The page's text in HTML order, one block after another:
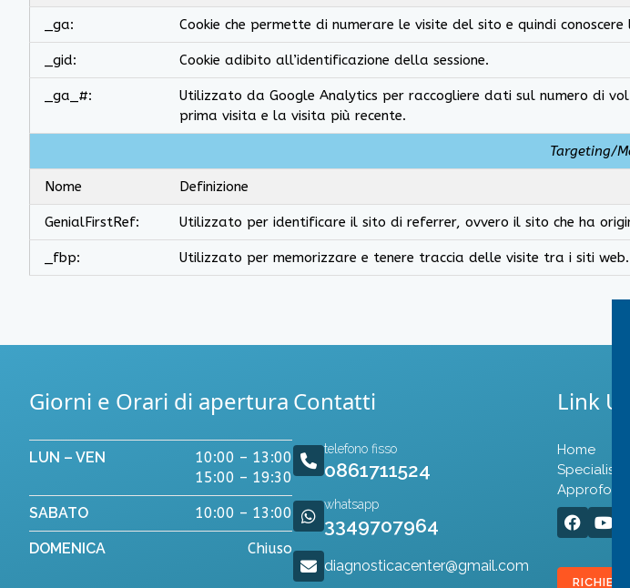
_ga: Cookie che permette di numerare le visite del sito e quindi
_gid: Cookie adibito all’identificazione della sessione.
_ga_#:
Utilizzato da Google Analytics per raccogliere dati sul numero di
prima visita e la visita più recente.
Targeting/
Nome Definizione
GenialFirstRef: Utilizzato per identificare il sito di referrer, ovvero il sito che ha
_fbp: Utilizzato per memorizzare e tenere traccia delle visite tra i siti web.
Giorni e Orari di apertura
LUN – VEN
10:00 – 13:00
15:00 – 19:30
SABATO 10:00 – 13:00
DOMENICA Chiuso
Contatti
telefono fisso
0861711524
whatsapp
3349707964
diagnosticacenter@gmail.com
Link
Home
Specialisti